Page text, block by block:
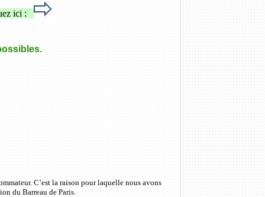
ici :
C’est la raison pour laquelle nous avons
du Barreau de Paris.